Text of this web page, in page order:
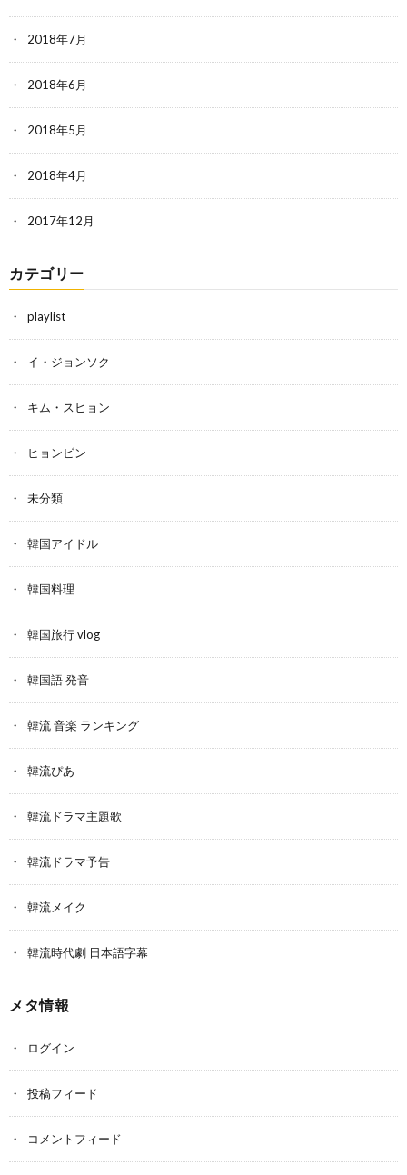
2018年7月
2018年6月
2018年5月
2018年4月
2017年12月
カテゴリー
playlist
イ・ジョンソク
キム・スヒョン
ヒョンビン
未分類
韓国アイドル
韓国料理
韓国旅行 vlog
韓国語 発音
韓流 音楽 ランキング
韓流ぴあ
韓流ドラマ主題歌
韓流ドラマ予告
韓流メイク
韓流時代劇 日本語字幕
メタ情報
ログイン
投稿フィード
コメントフィード